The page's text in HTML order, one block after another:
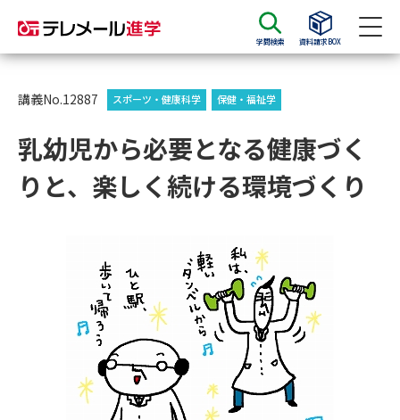
学問検索 資料請求BOX
資料請求 資料検索
大学・短大の資料種類から請求
大学入学共通テスト利用選抜の
募集要項＆願書
大学・短大以外の資料から請求
専門学校の資料請求 大学院の資料請求
講義No.12887 スポーツ・健康科学 保健・福祉学
乳幼児から必要となる健康づく
りと、楽しく続ける環境づくり